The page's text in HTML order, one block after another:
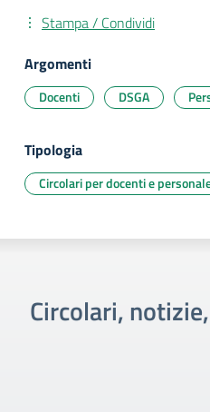
Stampa / Condividi
Argomenti
Docenti DSGA
Tipologia
Circolari per docenti e
Circolari,